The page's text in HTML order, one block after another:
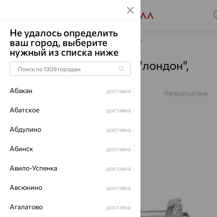
Главная Каталог Серьги Топаз "Лондон"
Серьги, серебро, топаз "лондон",
203322-105-0019
Артикул: Написать отзыв
Не удалось определить
ваш город, выберите
нужный из списка ниже
Абакан доставка
Абатское доставка
Абдулино доставка
Абинск доставка
Авило-Успенка доставка
Авсюнино доставка
Агалатово доставка